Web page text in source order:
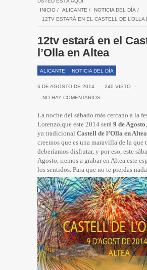
INICIO / ALICANTE / NOTICIA DEL DÍA /
12TV ESTARÁ EN EL CASTELL DE L’OLLA
12tv estará en el
l’Olla en Altea
ALICANTE NOTICIA DEL DÍA
6 DE AGOSTO DE 2014 - 240 VISTO
-
NO HAY COMENTARIOS
La noche del sábado más cercano a la
Lorenzo,que este 2014 será 9 de Agosto
ya tradicional Castell de l’Olla en
creemos que es una maravilla de la que
deberíamos disfrutar, y por eso, este
Agosto, iremos a grabar en Altea este
los sentidos. Para que no te pierdas nada.